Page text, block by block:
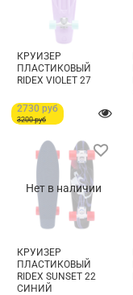
КРУИЗЕР
ПЛАСТИКОВЫЙ
RIDEX VIOLET 27
2730 руб
3200 руб
Нет в наличии
КРУИЗЕР
ПЛАСТИКОВЫЙ
RIDEX SUNSET 22
СИНИЙ